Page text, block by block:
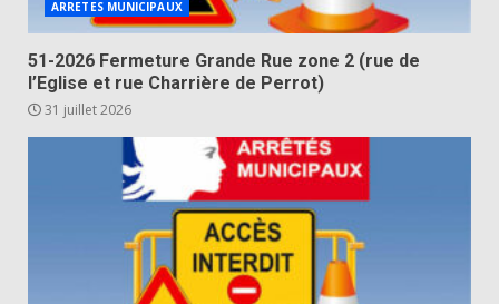
ARRETES MUNICIPAUX
51-2026 Fermeture Grande Rue zone 2 (rue de
l’Eglise et rue Charrière de Perrot)
31 juillet 2026